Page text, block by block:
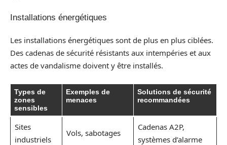
Installations énergétiques
Les installations énergétiques sont de plus en plus ciblées.
Des cadenas de sécurité résistants aux intempéries et aux
actes de vandalisme doivent y être installés.
Types de
zones
sensibles
Exemples de
menaces
Solutions de sécurité
recommandées
Sites
industriels
Vols, sabotages
Cadenas A2P,
systèmes d’alarme